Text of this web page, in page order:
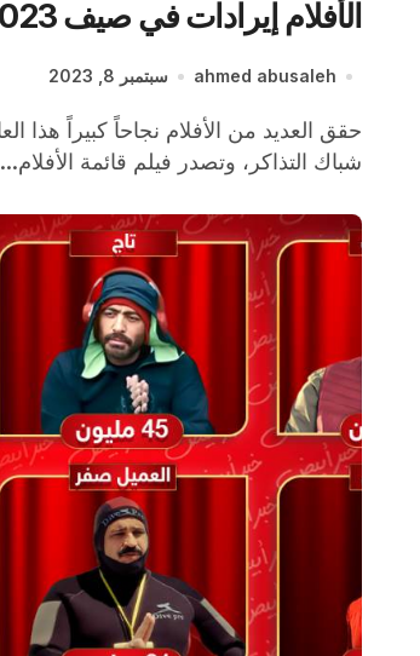
الأفلام إيرادات في صيف 2023
ahmed abusaleh سبتمبر 8, 2023
حقق العديد من الأفلام نجاحاً كبيراً هذا العام، من خلال
شباك التذاكر، وتصدر فيلم قائمة الأفلام...